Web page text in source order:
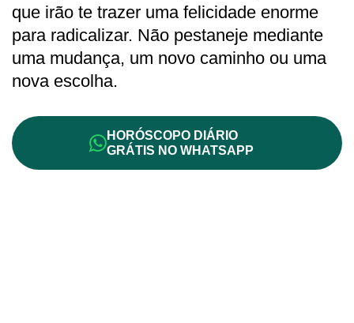
que irão te trazer uma felicidade enorme
para radicalizar. Não pestaneje mediante
uma mudança, um novo caminho ou uma
nova escolha.
HORÓSCOPO DIÁRIO
GRÁTIS NO WHATSAPP